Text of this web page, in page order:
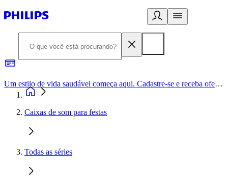
Um estilo de vida saudável começa aqui. Cadastre-se e receba ofertas exclusivas.
Caixas de som para festas
Todas as séries